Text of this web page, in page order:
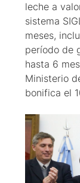
leche a
sistema
meses,
período de
hasta 6
Ministerio
bonifica el